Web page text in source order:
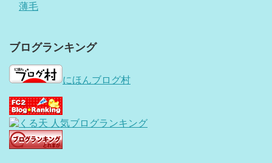
薄毛
ブログランキング
にほんブログ村